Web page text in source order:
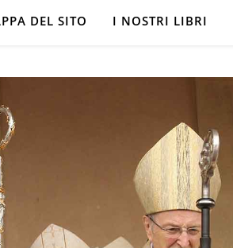
DEL SITO I NOSTRI LIBRI